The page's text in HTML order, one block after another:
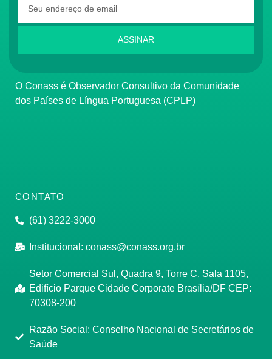
ASSINAR
O Conass é Observador Consultivo da Comunidade
dos Países de Língua Portuguesa (CPLP)
CONTATO
(61) 3222-3000
Institucional: conass@conass.org.br
Setor Comercial Sul, Quadra 9, Torre C, Sala 1105,
Edifício Parque Cidade Corporate Brasília/DF CEP:
70308-200
Razão Social: Conselho Nacional de Secretários de
Saúde